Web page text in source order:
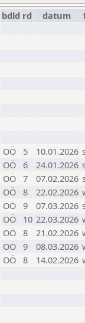
bdld rd datum
OÖ 5 10.01.2026
OÖ 6 24.01.2026
OÖ 7 07.02.2026
OÖ 8 22.02.2026
OÖ 9 07.03.2026
OÖ 10 22.03.2026
OÖ 8 21.02.2026
OÖ 9 08.03.2026
OÖ 8 14.02.2026